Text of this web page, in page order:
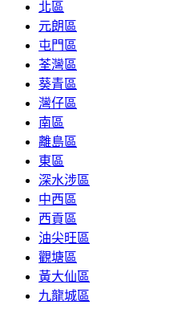
北區
元朗區
屯門區
荃灣區
葵青區
灣仔區
南區
離島區
東區
深水涉區
中西區
西貢區
油尖旺區
觀塘區
黃大仙區
九龍城區